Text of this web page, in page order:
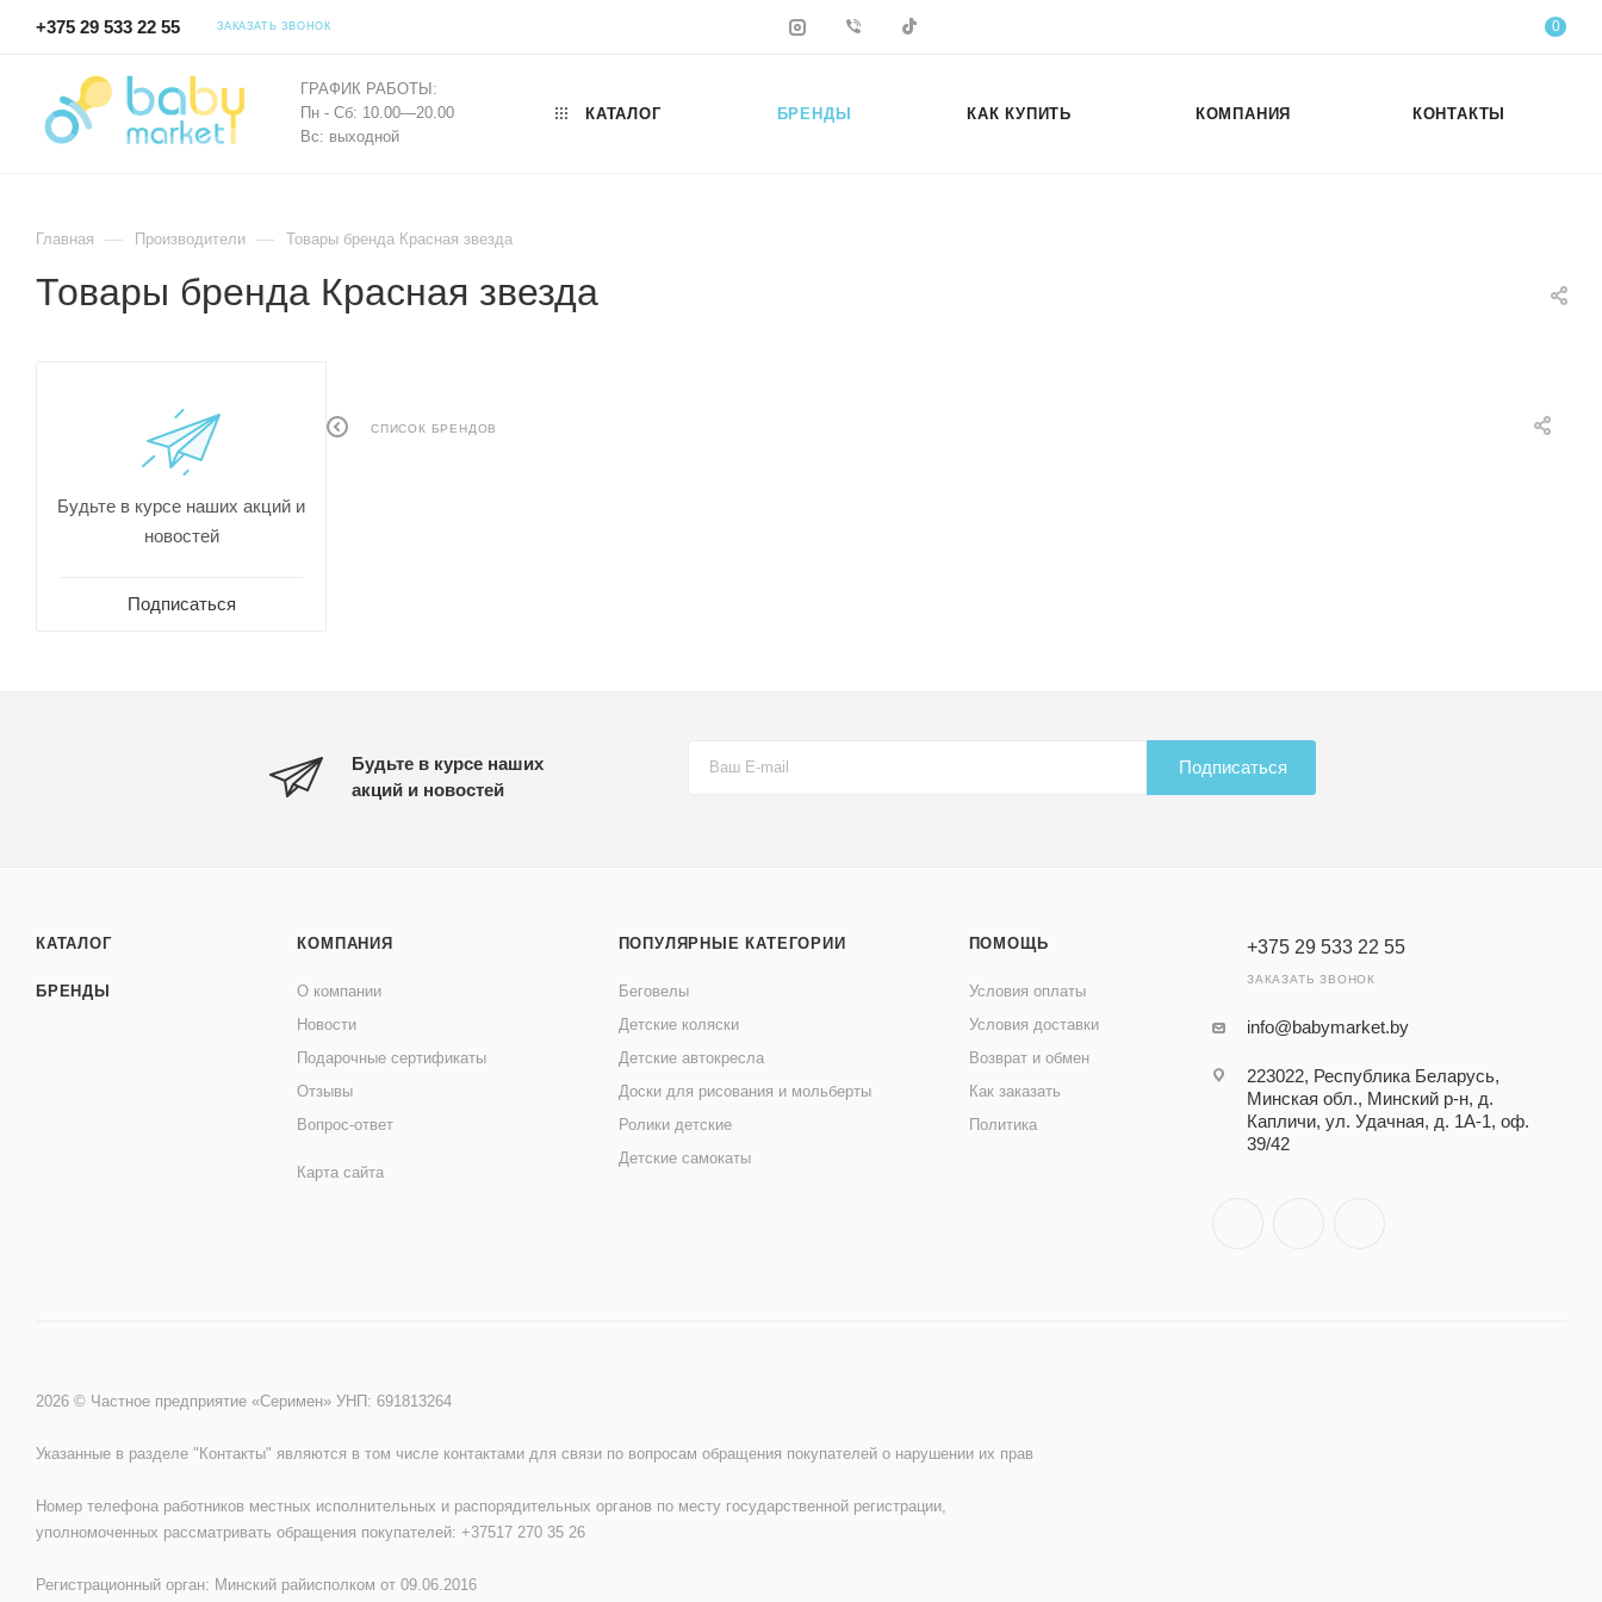
+375 29 533 22 55 ЗАКАЗАТЬ ЗВОНОК 0
ГРАФИК РАБОТЫ:
Пн - Сб: 10.00—20.00
Вс: выходной
КАТАЛОГ БРЕНДЫ КАК КУПИТЬ КОМПАНИЯ КОНТАКТЫ
Главная — Производители — Товары бренда Красная звезда
Товары бренда Красная звезда
СПИСОК БРЕНДОВ
Будьте в курсе наших акций и
новостей
Подписаться
Будьте в курсе наших
акций и новостей
Подписаться
КАТАЛОГ
БРЕНДЫ
КОМПАНИЯ
О компании
Новости
Подарочные сертификаты
Отзывы
Вопрос-ответ
Карта сайта
ПОПУЛЯРНЫЕ КАТЕГОРИИ
Беговелы
Детские коляски
Детские автокресла
Доски для рисования и мольберты
Ролики детские
Детские самокаты
ПОМОЩЬ
Условия оплаты
Условия доставки
Возврат и обмен
Как заказать
Политика
+375 29 533 22 55
ЗАКАЗАТЬ ЗВОНОК
info@babymarket.by
223022, Республика Беларусь,
Минская обл., Минский р-н, д.
Капличи, ул. Удачная, д. 1А-1, оф.
39/42
2026 © Частное предприятие «Серимен» УНП: 691813264
Указанные в разделе "Контакты" являются в том числе контактами для связи по вопросам обращения покупателей о нарушении их прав
Номер телефона работников местных исполнительных и распорядительных органов по месту государственной регистрации,
уполномоченных рассматривать обращения покупателей: +37517 270 35 26
Регистрационный орган: Минский райисполком от 09.06.2016